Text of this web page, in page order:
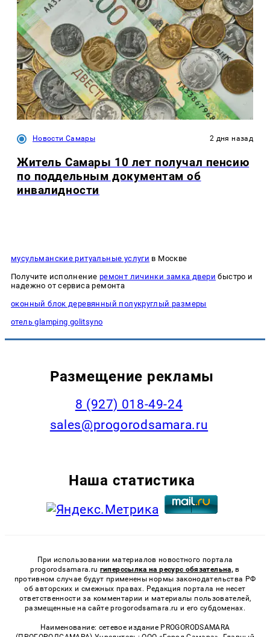
Новости Самары 2 дня назад
Житель Самары 10 лет получал пенсию
по поддельным документам об
инвалидности
мусульманские ритуальные услуги в Москве
Получите исполнение ремонт личинки замка двери быстро и
надежно от сервиса ремонта
оконный блок деревянный полукруглый размеры
отель glamping golitsyno
Размещение рекламы
8 (927) 018-49-24
sales@progorodsamara.ru
Наша статистика
При использовании материалов новостного портала
progorodsamara.ru гиперссылка на ресурс обязательна, в
противном случае будут применены нормы законодательства РФ
об авторских и смежных правах. Редакция портала не несет
ответственности за комментарии и материалы пользователей,
размещенные на сайте progorodsamara.ru и его субдоменах.
Наименование: сетевое издание PROGORODSAMARA